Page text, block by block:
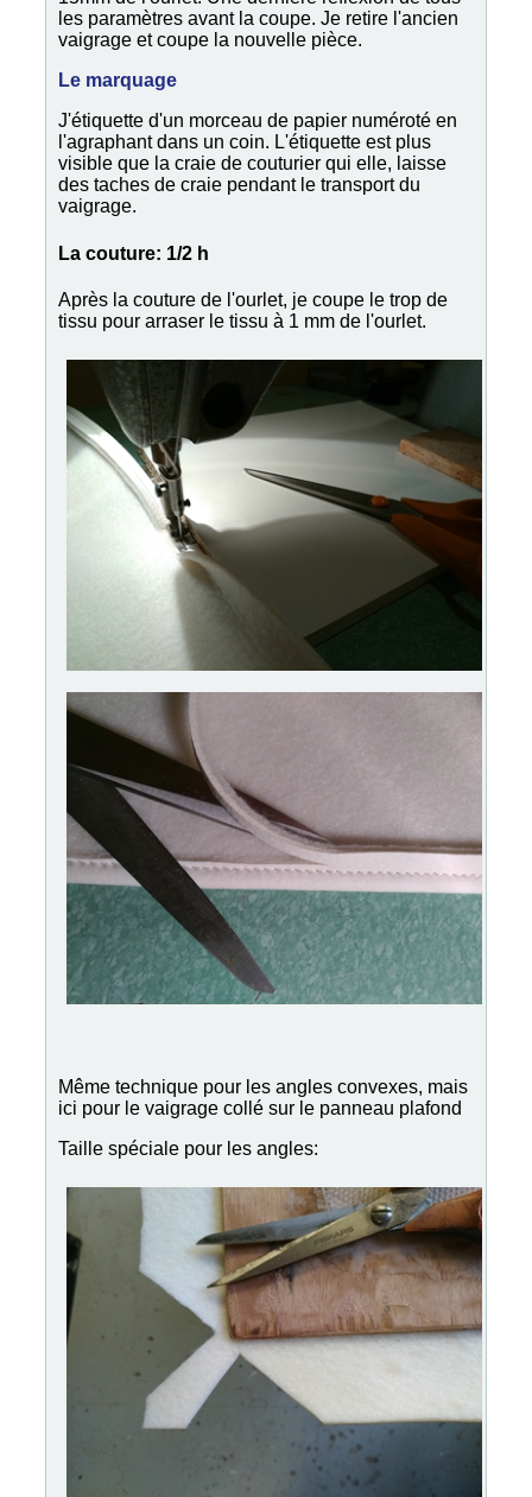
les paramètres avant la coupe. Je retire l'ancien
vaigrage et coupe la nouvelle pièce.
Le marquage
J'étiquette d'un morceau de papier numéroté en
l'agraphant dans un coin. L'étiquette est plus
visible que la craie de couturier qui elle, laisse
des taches de craie pendant le transport du
vaigrage.
La couture: 1/2 h
Après la couture de l'ourlet, je coupe le trop de
tissu pour arraser le tissu à 1 mm de l'ourlet.
Même technique pour les angles convexes, mais
ici pour le vaigrage collé sur le panneau plafond
Taille spéciale pour les angles: